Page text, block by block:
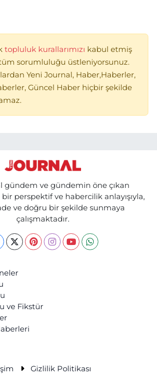
topluluk kurallarımızı kabul etmiş
sorumluluğu üstleniyorsunuz.
Yeni Journal, Haber,Haberler,
Güncel Haber hiçbir şekilde
gündem ve gündemin öne çıkan
bir perspektif ve habercilik anlayışıyla,
ve doğru bir şekilde sunmaya
çalışmaktadır.
ve Fikstür
Gizlilik Politikası